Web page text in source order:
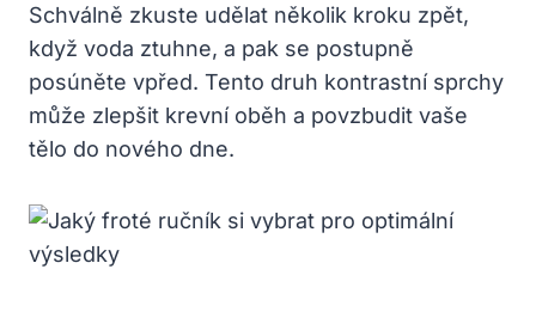
Schválně zkuste udělat několik kroku zpět,
když voda ztuhne, a pak se postupně
posúněte vpřed. Tento druh kontrastní sprchy
může zlepšit krevní oběh a povzbudit vaše
tělo do nového dne.